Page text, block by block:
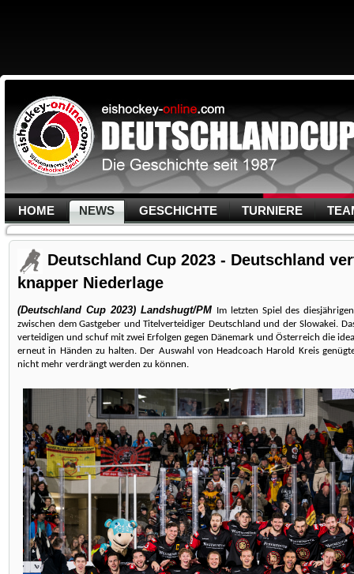
HOME NEWS GESCHICHTE TURNIERE
Deutschland Cup 2023 - Deutschland
knapper Niederlage
(Deutschland Cup 2023) Landshugt/PM Im letzten Spiel des
zwischen dem Gastgeber und Titelverteidiger Deutschland und der Slowakei.
verteidigen und schuf mit zwei Erfolgen gegen Dänemark und Österreich die
erneut in Händen zu halten. Der Auswahl von Headcoach Harold Kreis
nicht mehr verdrängt werden zu können.